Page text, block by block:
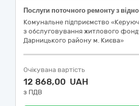
Комунальне підприємство
з обслуговування житлового
Дарницького району м. Києва»
Очікувана вартість
12 868,00 UAH
з ПДВ